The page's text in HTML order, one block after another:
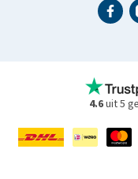
4.6uit 5